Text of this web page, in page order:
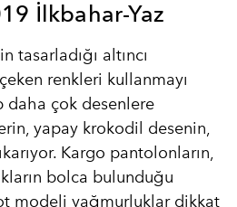
İlkbahar-Yaz
tasarladığı altıncı
renkleri kullanmayı
daha çok desenlere
yapay krokodil desenin,
Kargo pantolonların,
bolca bulunduğu
modeli yağmurluklar dikkat